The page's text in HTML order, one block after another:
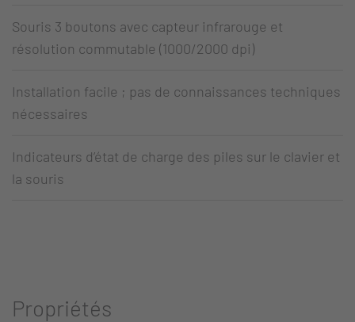
Souris 3 boutons avec capteur infrarouge et
résolution commutable (1000/2000 dpi)
Installation facile ; pas de connaissances techniques
nécessaires
Indicateurs d’état de charge des piles sur le clavier et
la souris
Propriétés